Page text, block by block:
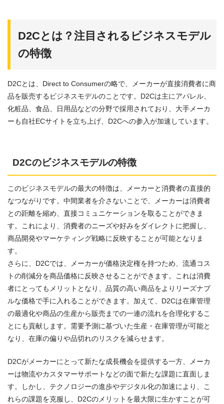
D2Cとは？注目されるビジネスモデル
の特徴
D2Cとは、Direct to Consumerの略で、メーカーが直接消費者に商
品を販売するビジネスモデルのことです。D2Cは主にアパレル、
化粧品、食品、日用品などの分野で採用されており、大手メーカ
ーも自社ECサイトを立ち上げ、D2Cへの参入が加速しています。
D2Cのビジネスモデルの特徴
このビジネスモデルの最大の特徴は、メーカーと消費者の直接的
なつながりです。中間業者を介さないことで、メーカーは消費者
との距離を縮め、直接コミュニケーションを取ることができま
す。これにより、消費者のニーズや好みをダイレクトに把握し、
商品開発やマーケティング戦略に反映することが可能となりま
す。
さらに、D2Cでは、メーカーが価格決定権を持つため、流通コス
トの削減分を商品価格に反映させることができます。これは消費
者にとってもメリットとなり、品質の高い商品をよりリーズナブ
ルな価格で手に入れることができます。加えて、D2Cは在庫管理
の最適化や商品の生産から販売までの一連の流れを合理化するこ
とにも貢献します。需要予測に基づいた生産・在庫管理が可能と
なり、在庫の偏りや品切れのリスクを減らせます。
D2Cがメーカーにとって新たな成長機会を提供する一方、メーカ
ーは物流やカスタマーサポートなどの面で新たな課題に直面しま
す。しかし、テクノロジーの進歩やデジタル化の加速により、こ
れらの課題を克服し、D2Cのメリットを最大限に生かすことが可